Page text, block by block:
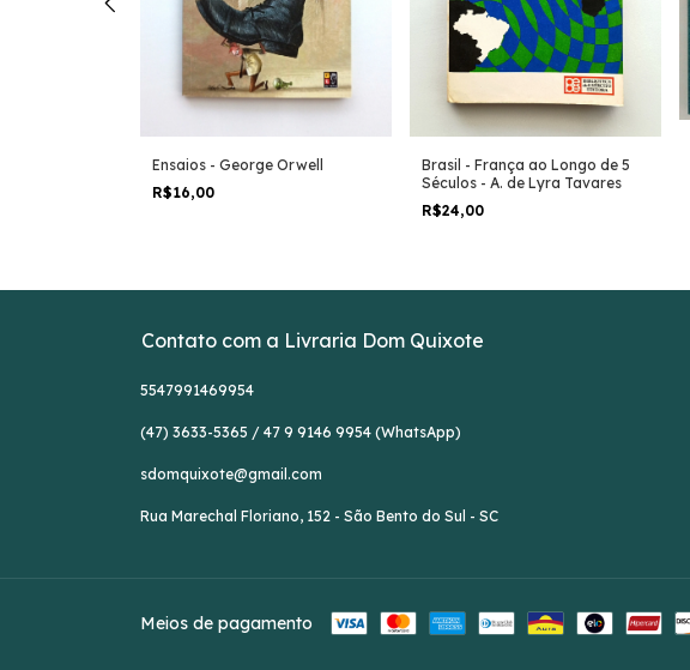
Ensaios - George Orwell
R$16,00
Brasil - França ao Longo de 5
Séculos - A. de Lyra Tavares
R$24,00
Contato com a Livraria Dom Quixote
5547991469954
(47) 3633-5365 / 47 9 9146 9954 (WhatsApp)
sdomquixote@gmail.com
Rua Marechal Floriano, 152 - São Bento do Sul - SC
Meios de pagamento